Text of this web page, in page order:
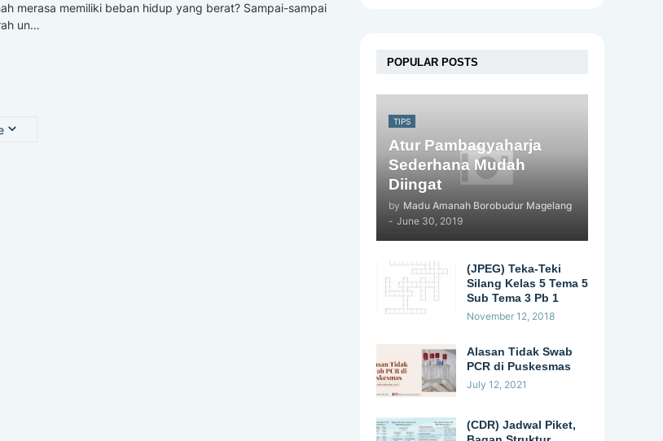
merasa memiliki beban hidup yang berat? Sampai-sampai
un…
POPULAR POSTS
TIPS
Atur Pambagyaharja
Sederhana Mudah
Diingat
by Madu Amanah Borobudur Magelang
- June 30, 2019
(JPEG) Teka-Teki
Silang Kelas 5 Tema 5
Sub Tema 3 Pb 1
November 12, 2018
Alasan Tidak Swab
PCR di Puskesmas
July 12, 2021
(CDR) Jadwal Piket,